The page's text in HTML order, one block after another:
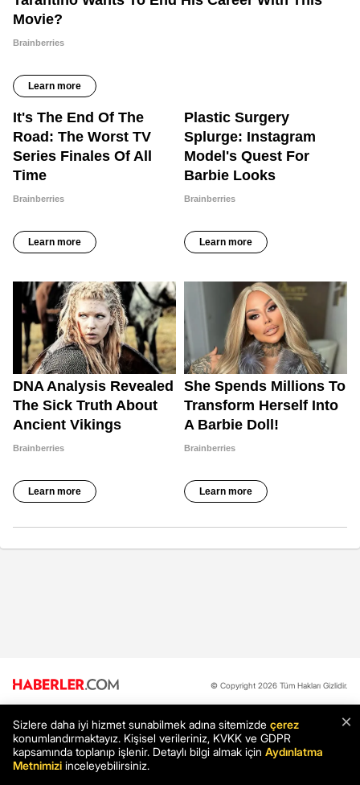
© Copyright 2026 Tüm Hakları Gizlidir.
Hakkımızda Reklam İletişim Künye Yayın İlkeleri
×
Sizlere daha iyi hizmet sunabilmek adına sitemizde çerez
konumlandırmaktayız. Kişisel verileriniz, KVKK ve GDPR
kapsamında toplanıp işlenir. Detaylı bilgi almak için Aydınlatma
Metnimizi inceleyebilirsiniz.